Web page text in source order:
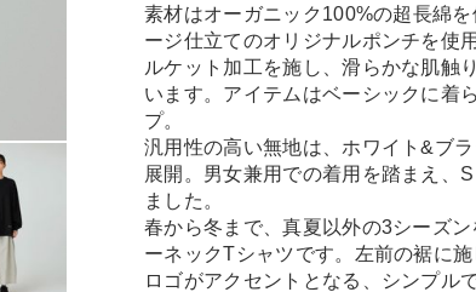
素材はオーガニック100%の超長綿
ージ仕立てのオリジナルポンチを使
ルケット加工を施し、滑らかな肌触
います。アイテムはベーシックに着
プ。
汎用性の高い無地は、ホワイト&ブ
展開。男女兼用での着用を踏まえ、
ました。
春から冬まで、真夏以外の3シーズ
ーネックTシャツです。左前の裾に
ロゴがアクセントとなる、シンプル